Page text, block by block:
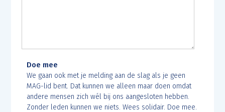
Doe mee
We gaan ook met je melding aan de slag als je geen
MAG-lid bent. Dat kunnen we alleen maar doen omdat
andere mensen zich wél bij ons aangesloten hebben.
Zonder leden kunnen we niets. Wees solidair. Doe mee.